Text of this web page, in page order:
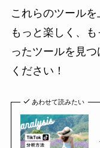
これらのツール
もっと楽しく、
ったツールを見
ください！
あわせて読みたい